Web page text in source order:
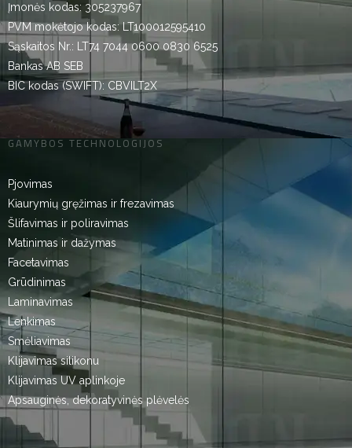
Įmonės kodas: 305237967
PVM mokėtojo kodas: LT100012595410
Sąskaitos Nr.: LT74 7044 0600 0830 6525
Bankas AB SEB
BIC kodas (SWIFT): CBVILT2X
GAMYBOS TECHNOLOGIJOS
Pjovimas
Kiaurymių gręžimas ir frezavimas
Šlifavimas ir poliravimas
Matinimas ir dažymas
Facetavimas
Grūdinimas
Laminavimas
Lenkimas
Smėliavimas
Klijavimas silikonu
Klijavimas UV aplinkoje
Apsauginės, dekoratyvinės plėvelės